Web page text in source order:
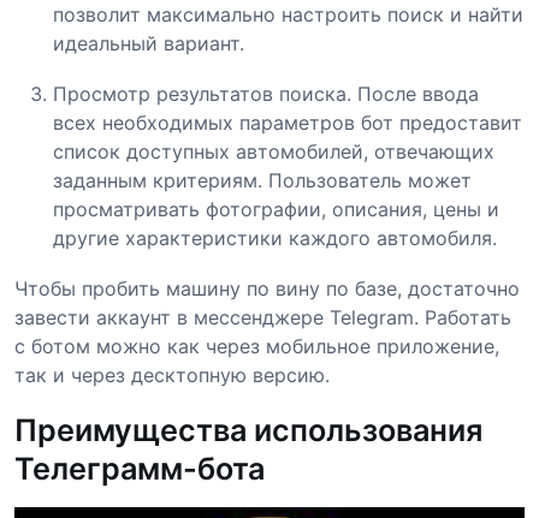
позволит максимально настроить поиск и найти
идеальный вариант.
Просмотр результатов поиска. После ввода
всех необходимых параметров бот предоставит
список доступных автомобилей, отвечающих
заданным критериям. Пользователь может
просматривать фотографии, описания, цены и
другие характеристики каждого автомобиля.
Чтобы пробить машину по вину по базе, достаточно
завести аккаунт в мессенджере Telegram. Работать
с ботом можно как через мобильное приложение,
так и через десктопную версию.
Преимущества использования
Телеграмм-бота